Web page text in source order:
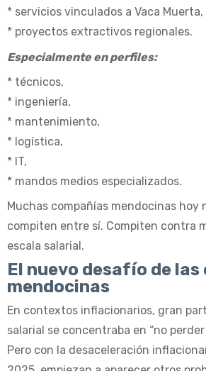
* servicios vinculados a Vaca Muerta,
* proyectos extractivos regionales.
Especialmente en perfiles:
* técnicos,
* ingeniería,
* mantenimiento,
* logística,
* IT,
* mandos medios especializados.
Muchas compañías mendocinas hoy
compiten entre sí. Compiten contra
escala salarial.
El nuevo desafío de las
mendocinas
En contextos inflacionarios, gran
salarial se concentraba en “no
Pero con la desaceleración